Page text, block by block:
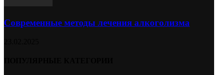
Современные методы лечения алкоголизма